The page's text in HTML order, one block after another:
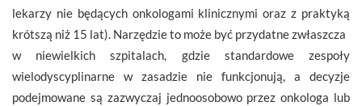
lekarzy nie będących onkologami klinicznymi oraz z praktyką
krótszą niż 15 lat). Narzędzie to może być przydatne zwłaszcza
w niewielkich szpitalach, gdzie standardowe zespoły
wielodyscyplinarne w zasadzie nie funkcjonują, a decyzje
podejmowane są zazwyczaj jednoosobowo przez onkologa lub